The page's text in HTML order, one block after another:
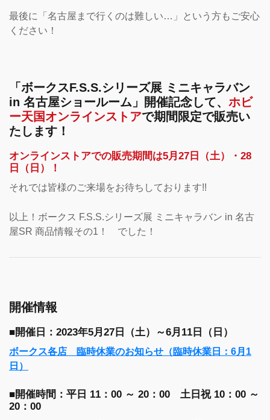
最後に「名古屋まで行くのは難しい…」という方もご安心
ください！
「ボークスF.S.S.シリーズ展 ミニキャラバン
in 名古屋ショールーム」開催記念して、 ホビ
ー天国オンラインストアで期間限定で販売い
たします！
オンラインストアでの販売期間は5月27日（土）・28
日（日）！
それでは皆様のご来場をお待ちしております!!
以上！ボークス F.S.S.シリーズ展 ミニキャラバン in 名古
屋SR 商品情報その1！ でした！
開催情報
■開催日：2023年5月27日（土）～6月11日（日）
ボークス各店 臨時休業のお知らせ（臨時休業日：6月1
日）
■開催時間：平日 11：00 ～ 20：00 土日祝 10：00 ～
20：00